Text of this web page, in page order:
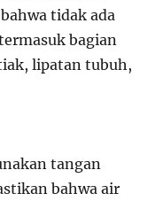
tidak ada
bagian
lipatan tubuh,
tangan
bahwa air